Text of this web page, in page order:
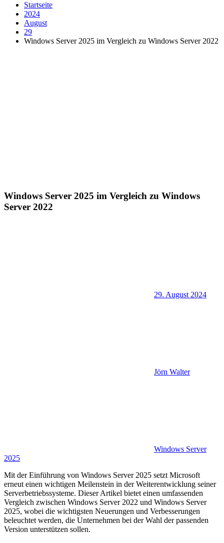
Startseite
2024
August
29
Windows Server 2025 im Vergleich zu Windows Server 2022
Windows Server 2025 im Vergleich zu Windows
Server 2022
29. August 2024
Jörn Walter
Windows Server
2025
Mit der Einführung von Windows Server 2025 setzt Microsoft
erneut einen wichtigen Meilenstein in der Weiterentwicklung seiner
Serverbetriebssysteme. Dieser Artikel bietet einen umfassenden
Vergleich zwischen Windows Server 2022 und Windows Server
2025, wobei die wichtigsten Neuerungen und Verbesserungen
beleuchtet werden, die Unternehmen bei der Wahl der passenden
Version unterstützen sollen.